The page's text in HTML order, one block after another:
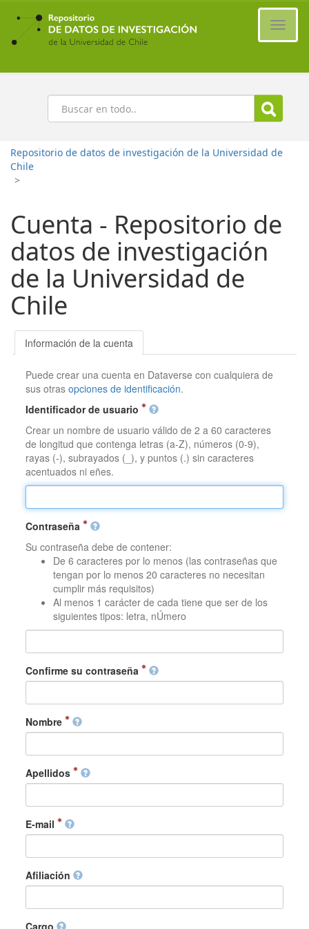
Ir
contenido
principal
Buscar
Repositorio de datos de investigación de la Universidad de
Chile
>
Cuenta - Repositorio de
datos de investigación
de la Universidad de
Chile
Información de la cuenta
Puede crear una cuenta en Dataverse con cualquiera de
sus otrasopciones de identificación.
Identificador de usuario
Crear un nombre de usuario válido de 2 a 60 caracteres
de longitud que contenga letras (a-Z), números (0-9),
rayas (-), subrayados (_), y puntos (.) sin caracteres
acentuados ni eñes.
Contraseña
Su contraseña debe de contener:
De 6 caracteres por lo menos (las contraseñas que
tengan por lo menos 20 caracteres no necesitan
cumplir más requisitos)
Al menos 1 carácter de cada tiene que ser de los
siguientes tipos: letra, nÚmero
Confirme su contraseña
Nombre
Apellidos
E-mail
Afiliación
Cargo